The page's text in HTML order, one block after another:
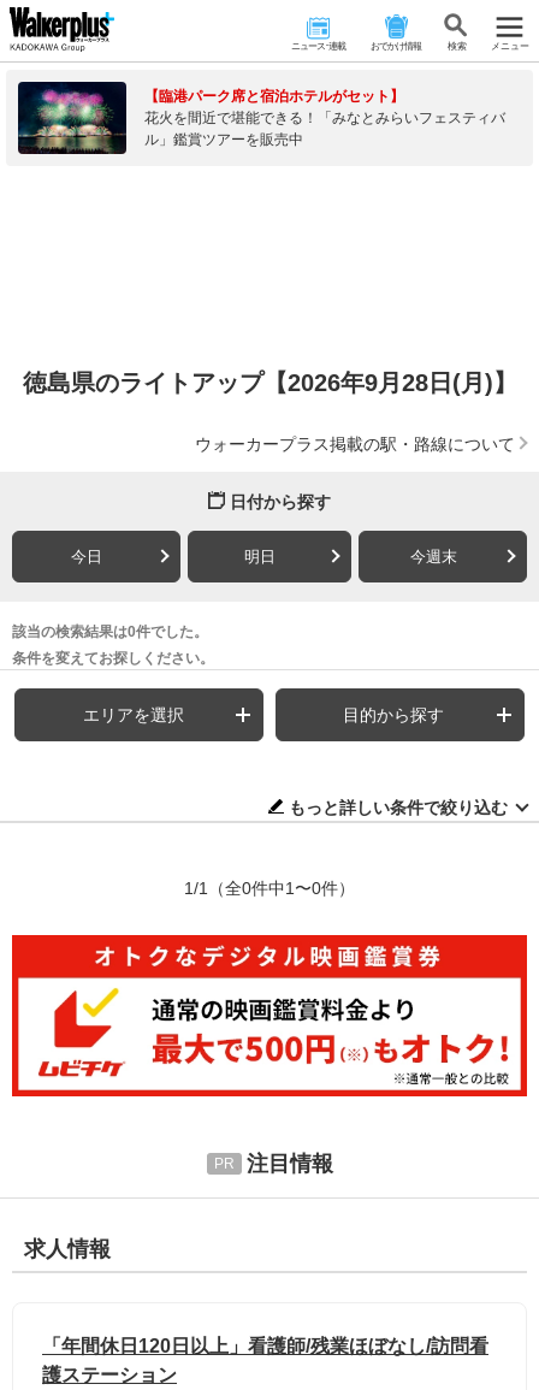
ニュース･連載 おでかけ情報 検 索 メニュー
【臨港パーク席と宿泊ホテルがセット】
花火を間近で堪能できる！「みなとみらいフェスティバ
ル」鑑賞ツアーを販売中
徳島県のライトアップ【2026年9月28日(月)】
ウォーカープラス掲載の駅・路線について
日付から探す
今日 明日 今週末
該当の検索結果は0件でした。
条件を変えてお探しください。
エリアを選択 目的から探す
もっと詳しい条件で絞り込む
1/1 （全0件中1〜0件）
注目情報
求人情報
「年間休日120日以上」看護師/残業ほぼなし/訪問看
護ステーション